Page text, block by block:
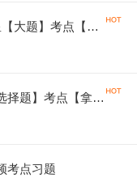
大题】考点【拿
择题】考点【拿分
考点习题